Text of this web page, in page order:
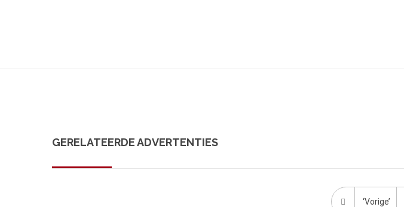
GERELATEERDE ADVERTENTIES
‘Vorige’